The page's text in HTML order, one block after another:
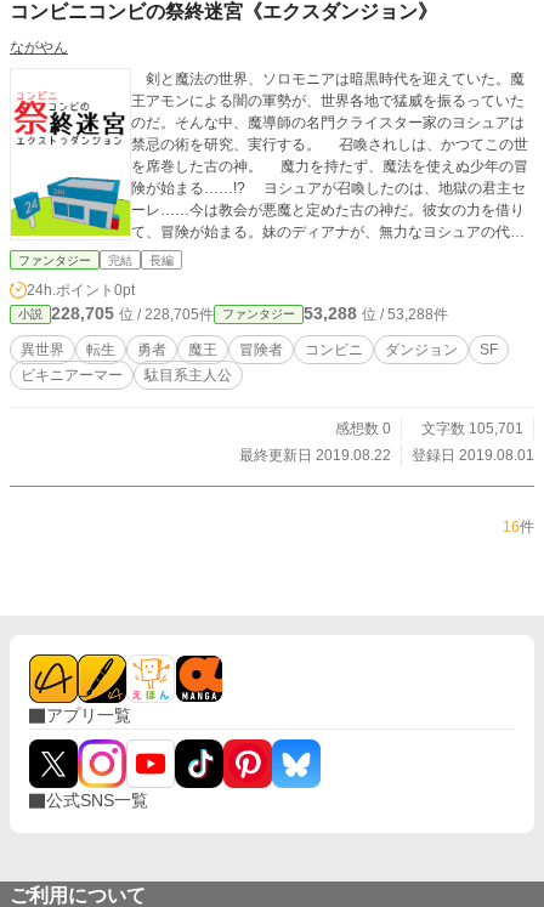
コンビニコンビの祭終迷宮《エクスダンジョン》
ながやん
剣と魔法の世界、ソロモニアは暗黒時代を迎えていた。魔
王アモンによる闇の軍勢が、世界各地で猛威を振るっていた
のだ。そんな中、魔導師の名門クライスター家のヨシュアは
禁忌の術を研究、実行する。 召喚されしは、かつてこの世
を席巻した古の神。 魔力を持たず、魔法を使えぬ少年の冒
険が始まる……!? ヨシュアが召喚したのは、地獄の君主セ
ーレ……今は教会が悪魔と定めた古の神だ。彼女の力を借り
て、冒険が始まる。妹のディアナが、無力なヨシュアの代わ
りにクライスター家の魔導師として勇者達のパーティに参加
った。 ヨシュアが引きこもって召喚術を研究している間
に……勇者とその御一行は、魔王アモンを倒してしまったの
だ！果たしてヨシュアは、このままニートになってしまうの
か!? そんな彼が知った、コンビニエンスストアという仕事
とは…!?
ファンタジー 完結 長編
24h.ポイント 0pt
小説 228,705 位 / 228,705件 ファンタジー 53,288 位 / 53,288件
異世界 転生 勇者 魔王 冒険者 コンビニ ダンジョン
SF
ビキニアーマー
駄目系主人公
感想数 0
文字数 105,701
最終更新日 2019.08.22
登録日 2019.08.01
16件
アプリ一覧
公式SNS一覧
ご利用について